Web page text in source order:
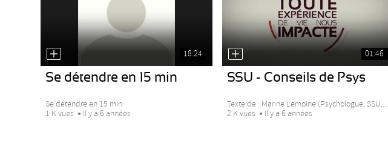
18:24
Se détendre en 15 min
Se détendre en 15 min
1 K vues
Il y a 6 années
01:46
SSU - Conseils de Psys
Texte de : Marine Lemoine (Psychologue, SSU,...
2 K vues
Il y a 6 années